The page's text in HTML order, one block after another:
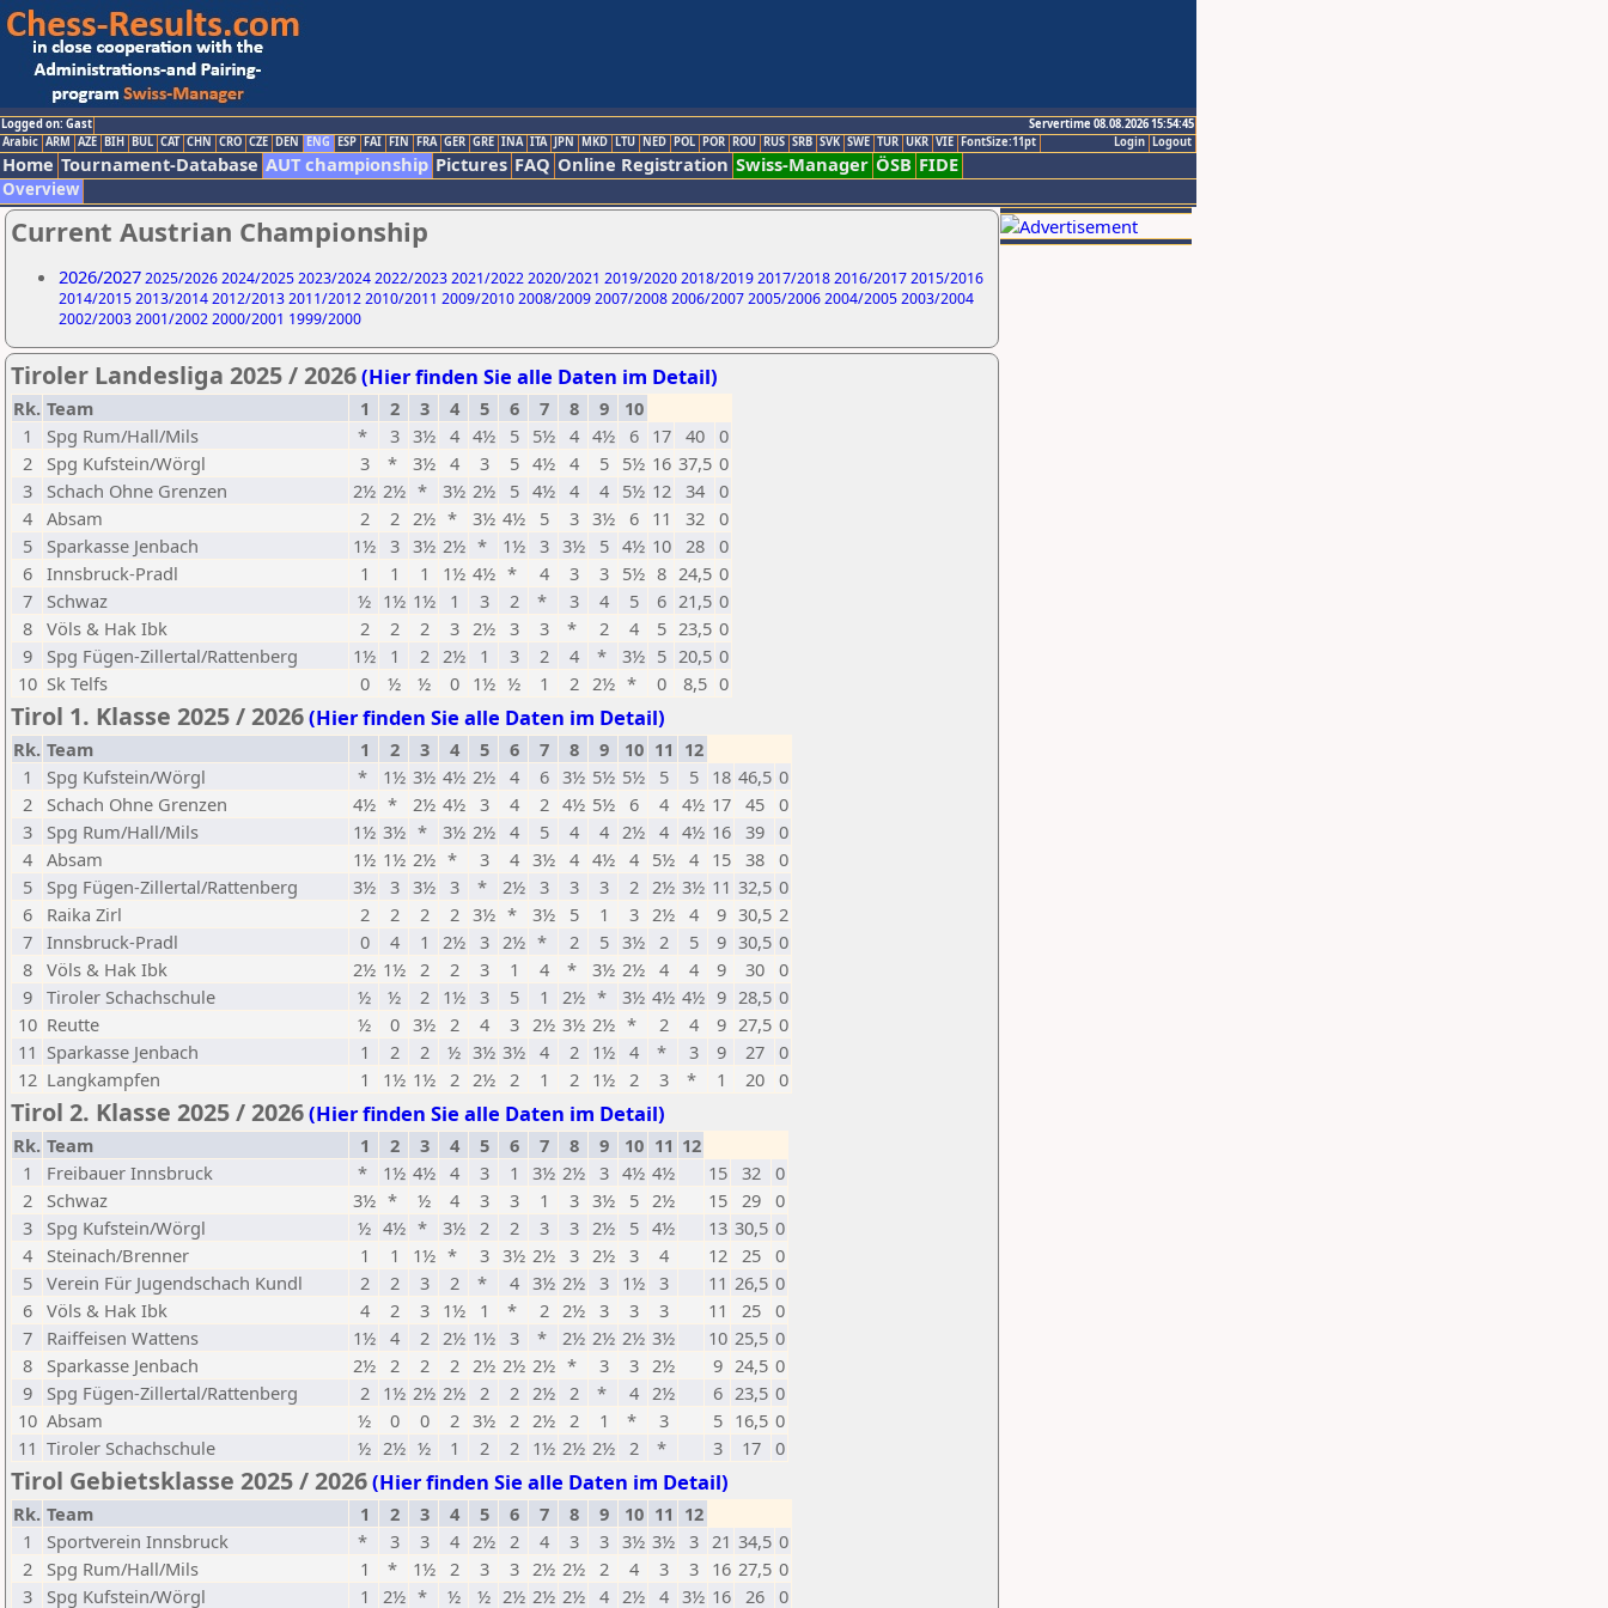
Logged on: Gast
Servertime 08.08.2026 15:54:45
Logout
Login
Arabic ARM AZE BIH BUL CAT CHN CRO CZE DEN ENG ESP FAI FIN FRA GER GRE INA ITA JPN MKD LTU NED POL POR ROU RUS SRB SVK SWE TUR UKR VIE FontSize:11pt
Home Tournament-Database AUT championship Pictures FAQ Online Registration Swiss-Manager ÖSB FIDE
Overview
Current Austrian Championship
2026/20272025/20262024/20252023/20242022/20232021/20222020/2021 2019/20202018/20192017/20182016/20172015/2016
2014/20152013/20142012/20132011/20122010/2011 2009/20102008/20092007/20082006/20072005/20062004/20052003/2004
2002/20032001/20022000/2001 1999/2000
Tiroler Landesliga 2025 / 2026(Hier finden Sie alle Daten im Detail)
Rk. Team 1 2 3 4 5 6 7 8 9
10
1
Spg Rum/Hall/Mils * 3 3½ 4 4½ 5 5½ 4 4½ 6 17 40 0
2
Spg Kufstein/Wörgl 3 * 3½ 4 3 5 4½ 4 5 5½ 16 37,5 0
3
Schach Ohne Grenzen 2½ 2½ * 3½ 2½ 5 4½ 4 4 5½ 12 34 0
4 Absam 2 2 2½ * 3½ 4½ 5 3 3½ 6 11 32 0
5
Sparkasse Jenbach 1½ 3 3½ 2½ * 1½ 3 3½ 5 4½ 10 28 0
6 Innsbruck-Pradl 1 1 1 1½ 4½ * 4 3 3 5½ 8 24,5 0
7
Schwaz ½ 1½ 1½ 1 3 2 * 3 4 5 6 21,5 0
8 Völs & Hak Ibk 2 2 2 3 2½ 3 3 * 2 4 5 23,5 0
9
Spg Fügen-Zillertal/Rattenberg 1½ 1 2 2½ 1 3 2 4 * 3½ 5 20,5 0
10 Sk Telfs 0 ½ ½ 0 1½ ½ 1 2 2½ * 0 8,5 0
Tirol 1. Klasse 2025 / 2026(Hier finden Sie alle Daten im Detail)
Rk. Team 1 2 3 4 5 6 7 8 9 10 11 12
1
Spg Kufstein/Wörgl * 1½ 3½ 4½ 2½ 4 6 3½ 5½ 5½ 5 5 18 46,5 0
2
Schach Ohne Grenzen 4½ * 2½ 4½ 3 4 2 4½ 5½ 6 4 4½ 17 45 0
3
Spg Rum/Hall/Mils 1½ 3½ * 3½ 2½ 4 5 4 4 2½ 4 4½ 16 39 0
4 Absam 1½ 1½ 2½ * 3 4 3½ 4 4½ 4 5½ 4 15 38 0
5
Spg Fügen-Zillertal/Rattenberg 3½ 3 3½ 3 * 2½ 3 3 3 2 2½ 3½ 11 32,5 0
6
Raika Zirl 2 2 2 2 3½ * 3½ 5 1 3 2½ 4 9 30,5 2
7 Innsbruck-Pradl 0 4 1 2½ 3 2½ * 2 5 3½ 2 5 9 30,5 0
8 Völs & Hak Ibk 2½ 1½ 2 2 3 1 4 * 3½ 2½ 4 4 9 30 0
9 Tiroler Schachschule ½ ½ 2 1½ 3 5 1 2½ * 3½ 4½ 4½ 9 28,5 0
10 Reutte ½ 0 3½ 2 4 3 2½ 3½ 2½ * 2 4 9 27,5 0
11 Sparkasse Jenbach 1 2 2 ½ 3½ 3½ 4 2 1½ 4 * 3 9 27 0
12 Langkampfen 1 1½ 1½ 2 2½ 2 1 2 1½ 2 3 * 1 20 0
Tirol 2. Klasse 2025 / 2026(Hier finden Sie alle Daten im Detail)
Rk. Team 1 2 3 4 5 6 7 8 9 10 11 12
1
Freibauer Innsbruck * 1½ 4½ 4 3 1 3½ 2½ 3 4½ 4½ 15 32 0
2
Schwaz 3½ * ½ 4 3 3 1 3 3½ 5 2½ 15 29 0
3
Spg Kufstein/Wörgl ½ 4½ * 3½ 2 2 3 3 2½ 5 4½ 13 30,5 0
4
Steinach/Brenner 1 1 1½ * 3 3½ 2½ 3 2½ 3 4 12 25 0
5 Verein Für Jugendschach Kundl 2 2 3 2 * 4 3½ 2½ 3 1½ 3 11 26,5 0
6 Völs & Hak Ibk 4 2 3 1½ 1 * 2 2½ 3 3 3 11 25 0
7
Raiffeisen Wattens 1½ 4 2 2½ 1½ 3 * 2½ 2½ 2½ 3½ 10 25,5 0
8
Sparkasse Jenbach 2½ 2 2 2 2½ 2½ 2½ * 3 3 2½ 9 24,5 0
9
Spg Fügen-Zillertal/Rattenberg 2 1½ 2½ 2½ 2 2 2½ 2 * 4 2½ 6 23,5 0
10 Absam ½ 0 0 2 3½ 2 2½ 2 1 * 3 5 16,5 0
11 Tiroler Schachschule ½ 2½ ½ 1 2 2 1½ 2½ 2½ 2 * 3 17 0
Tirol Gebietsklasse 2025 / 2026(Hier finden Sie alle Daten im Detail)
Rk. Team 1 2 3 4 5 6 7 8 9 10 11 12
1
Sportverein Innsbruck * 3 3 4 2½ 2 4 3 3 3½ 3½ 3 21 34,5 0
2
Spg Rum/Hall/Mils 1 * 1½ 2 3 3 2½ 2½ 2 4 3 3 16 27,5 0
3
Spg Kufstein/Wörgl 1 2½ * ½ ½ 2½ 2½ 2½ 4 2½ 4 3½ 16 26 0